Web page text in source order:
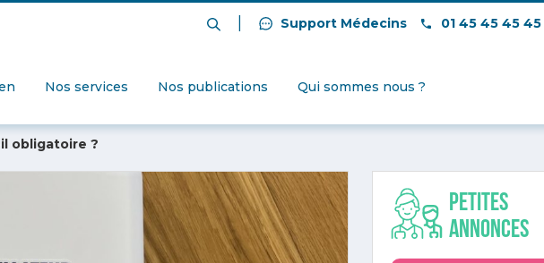
Support Médecins 01 45 45 45 45
Nos services Nos publications Qui sommes nous ?
obligatoire ?
Petites
annonces